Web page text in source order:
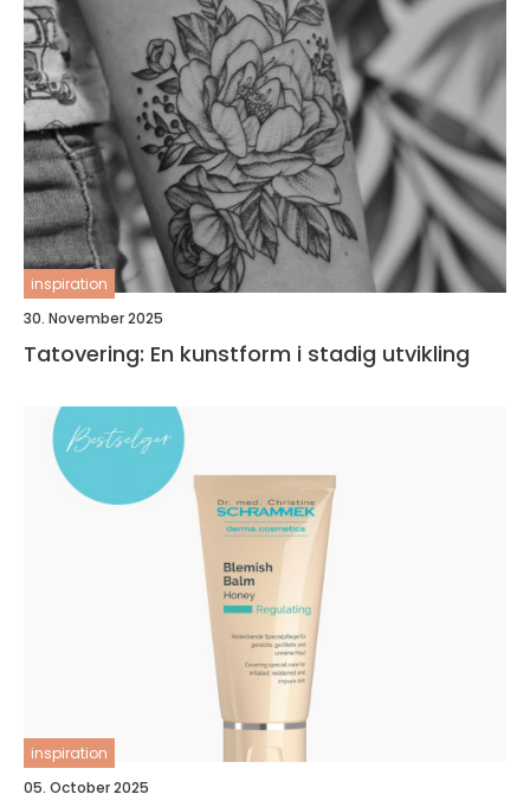
inspiration
30. November 2025
Tatovering: En kunstform i stadig utvikling
inspiration
05. October 2025